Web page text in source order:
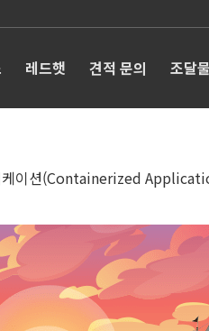
레드햇 견적 문의 조달
이션(Containerized